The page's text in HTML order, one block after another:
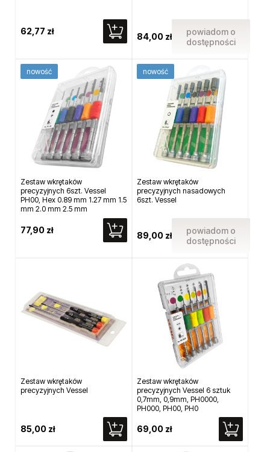
62,77 zł
84,00 zł
powiadom o
dostępności
Zestaw wkrętaków
precyzyjnych 6szt. Vessel
PH00, Hex 0.89 mm 1.27 mm 1.5
mm 2.0 mm 2.5 mm
77,90 zł
nowość
Zestaw wkrętaków
precyzyjnych nasadowych
6szt. Vessel
89,00 zł
powiadom o
dostępności
nowość
Zestaw wkrętaków
precyzyjnych Vessel
85,00 zł
Zestaw wkrętaków
precyzyjnych Vessel 6 sztuk
0,7mm, 0,9mm, PH0000,
PH000, PH00, PH0
69,00 zł